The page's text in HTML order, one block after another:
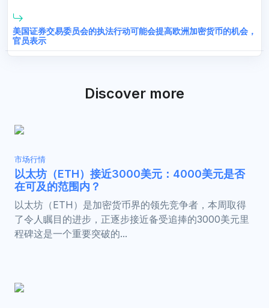
美国证券交易委员会的执法行动可能会提高欧洲加密货币的机会，
官员表示
Discover more
市场行情
以太坊（ETH）接近3000美元：4000美元是否
在可及的范围内？
以太坊（ETH）是加密货币界的领先竞争者，本周取得
了令人瞩目的进步，正逐步接近备受追捧的3000美元里
程碑这是一个重要突破的...